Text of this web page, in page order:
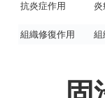
抗炎症作用 炎
組織修復作用
組